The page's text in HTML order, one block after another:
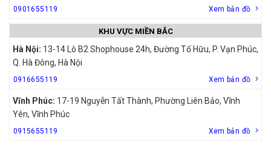
0901655119 Xem bản đồ
KHU VỰC MIỀN BẮC
Hà Nội: 13-14 Lô B2 Shophouse 24h, Đường Tố Hữu, P. Vạn Phúc,
Q. Hà Đông, Hà Nội
0916655119 Xem bản đồ
Vĩnh Phúc: 17-19 Nguyễn Tất Thành, Phường Liên Bảo, Vĩnh
Yên, Vĩnh Phúc
0915655119 Xem bản đồ